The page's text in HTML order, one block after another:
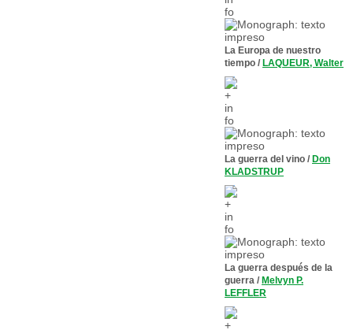
La Europa de nuestro
tiempo / LAQUEUR, Walter
La guerra del vino / Don
KLADSTRUP
La guerra después de la
guerra / Melvyn P.
LEFFLER